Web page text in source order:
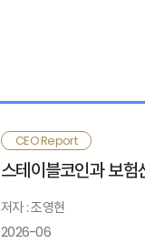
다섯째, 보험부채관리 활
수 있도록 기본자본 지급여
Ⅱ. 제도 개정 사항
Ⅲ. 평가
CEO Report
스테이블코인과 보험
저자 : 조영현
2026-06